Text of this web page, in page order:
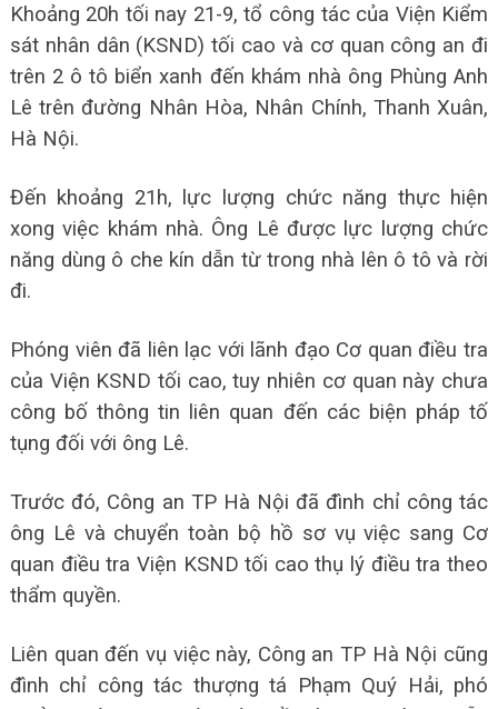
Khoảng 20h tối nay 21-9, tổ công tác của Viện Kiểm
sát nhân dân (KSND) tối cao và cơ quan công an đi
trên 2 ô tô biển xanh đến khám nhà ông Phùng Anh
Lê trên đường Nhân Hòa, Nhân Chính, Thanh Xuân,
Hà Nội.
Đến khoảng 21h, lực lượng chức năng thực hiện
xong việc khám nhà. Ông Lê được lực lượng chức
năng dùng ô che kín dẫn từ trong nhà lên ô tô và rời
đi.
Phóng viên đã liên lạc với lãnh đạo Cơ quan điều tra
của Viện KSND tối cao, tuy nhiên cơ quan này chưa
công bố thông tin liên quan đến các biện pháp tố
tụng đối với ông Lê.
Trước đó, Công an TP Hà Nội đã đình chỉ công tác
ông Lê và chuyển toàn bộ hồ sơ vụ việc sang Cơ
quan điều tra Viện KSND tối cao thụ lý điều tra theo
thẩm quyền.
Liên quan đến vụ việc này, Công an TP Hà Nội cũng
đình chỉ công tác thượng tá Phạm Quý Hải, phó